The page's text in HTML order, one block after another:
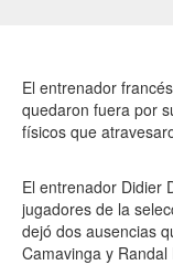
El entrenador
quedaron fuera por
físicos que
El entrenador Didier
jugadores de la
dejó dos ausencias
Camavinga y Randal